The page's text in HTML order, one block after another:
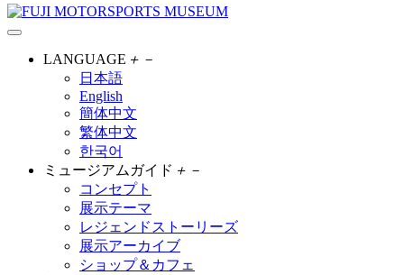
LANGUAGE ＋ －
日本語
English
簡体中文
繁体中文
한국어
ミュージアムガイド ＋ －
コンセプト
展示テーマ
レジェンドストーリーズ
展示アーカイブ
ショップ＆カフェ